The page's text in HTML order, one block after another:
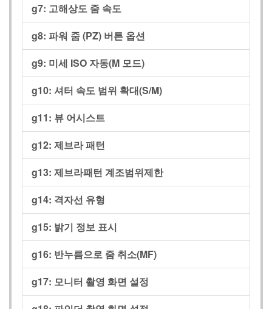
g7: 고해상도 줌 속도
g8: 파워 줌 (PZ) 버튼 옵션
g9: 미세 ISO 자동(M 모드)
g10: 셔터 속도 범위 확대(S/M)
g11: 뷰 어시스트
g12: 제브라 패턴
g13: 제브라패턴 계조범위제한
g14: 격자선 유형
g15: 밝기 정보 표시
g16: 반누름으로 줌 취소(MF)
g17: 모니터 촬영 화면 설정